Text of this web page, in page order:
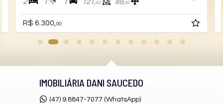
mercado imobiliário, o imóvel pode ter sido vendido ou alugado
informações precisas e atualizadas, consulte nossos
Churrasqueira
Decorado
2 1 1 121,00 89,00
R$ 6.300, 00
IMOBILIÁRIA DANI SAUCEDO
(47) 9.8847-7077 (WhatsApp)